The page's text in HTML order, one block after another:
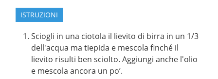
ISTRUZIONI
Sciogli in una ciotola il lievito di birra in un 1/3
dell'acqua ma tiepida e mescola finché il
lievito risulti ben sciolto. Aggiungi anche l'olio
e mescola ancora un po’.